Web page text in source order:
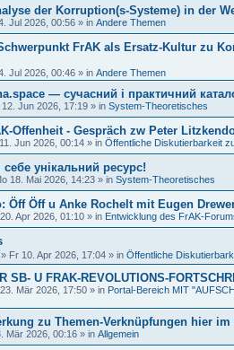
der Korruption(s-Systeme) in der
Jul 2026, 00:56 » in Andere Themen
FrAK als Ersatz-Kultur zu
Jul 2026, 00:46 » in Andere Themen
— сучасний і практичний
12. Jun 2026, 17:19 » in System-Theoretisches
Offenheit - Gespräch zw Peter
Jun 2026, 00:14 » in Öffentliche Diskutierbarkeit
себе унікальний ресурс!
18. Mai 2026, 14:23 » in System-Theoretisches
Öff Öff u Anke Rochelt mit Eugen
Apr 2026, 01:10 » in Entwicklung des FrAK-
» Fr 10. Apr 2026, 17:04 » in Öffentliche
SB- U FRAK-REVOLUTIONS-
Mär 2026, 17:50 » in Portal-Bereich MIT
zu Themen-Verknüpfungen hier im
Mär 2026, 00:16 » in Allgemein